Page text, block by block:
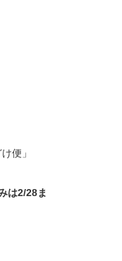
便」
は2/28ま